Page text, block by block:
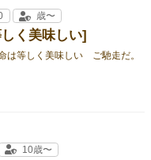
く美味しい]
は等しく美味しい ご馳走だ。
歳〜
10歳〜